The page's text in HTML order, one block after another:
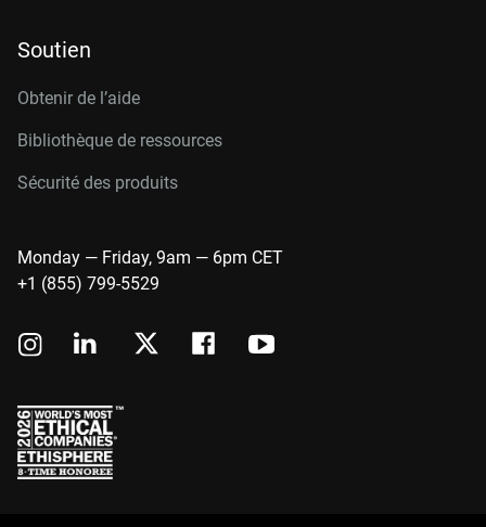
Soutien
Obtenir de l’aide
Bibliothèque de ressources
Sécurité des produits
Monday — Friday, 9am — 6pm CET
+1 (855) 799-5529